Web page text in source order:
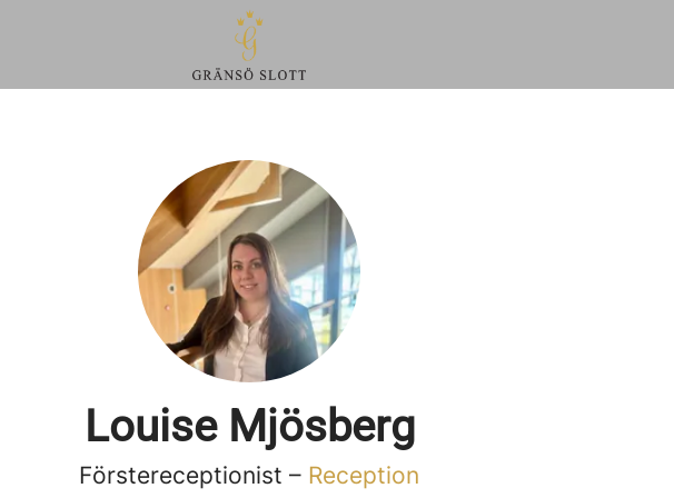
Louise Mjösberg
Förstereceptionist – Reception